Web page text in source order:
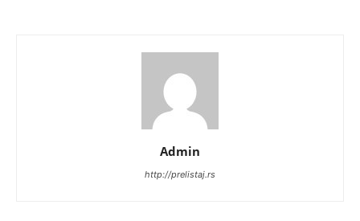
Admin
http://prelistaj.rs